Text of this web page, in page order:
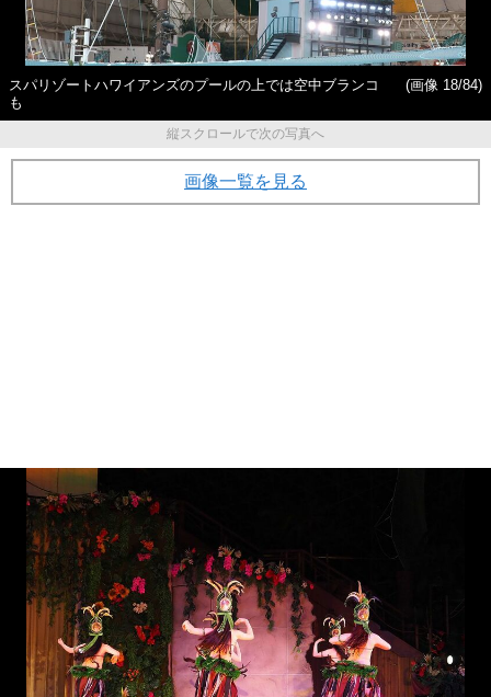
スパリゾートハワイアンズのプールの上では空中ブランコ
も
(画像 18/84)
縦スクロールで次の写真へ
画像一覧を見る